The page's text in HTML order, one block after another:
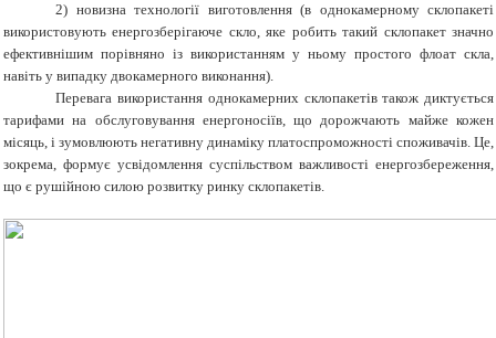
2) новизна технології виготовлення (в однокамерному склопакеті
використовують енергозберігаюче скло, яке робить такий склопакет значно
ефективнішим порівняно із використанням у ньому простого флоат скла,
навіть у випадку двокамерного виконання).
Перевага використання однокамерних склопакетів також диктується
тарифами на обслуговування енергоносіїв, що дорожчають майже кожен
місяць, і зумовлюють негативну динаміку платоспроможності споживачів. Це,
зокрема, формує усвідомлення суспільством важливості енергозбереження,
що є рушійною силою розвитку ринку склопакетів.